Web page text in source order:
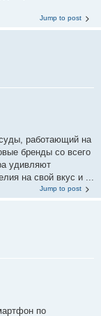
Jump to post
работающий на
бренды со всего
удивляют
на свой вкус и ...
Jump to post
по